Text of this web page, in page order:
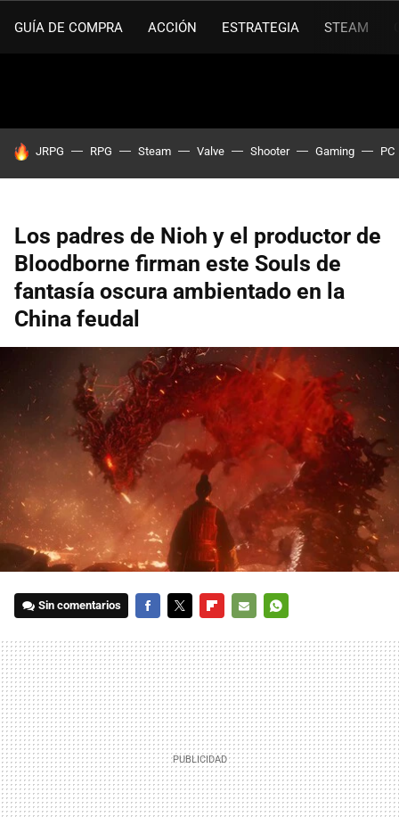
GUÍA DE COMPRA ACCIÓN ESTRATEGIA STEAM
HOY SE HABLA DE
JRPG RPG Steam Valve Shooter Gaming PC
Los padres de Nioh y el productor de
Bloodborne firman este Souls de
fantasía oscura ambientado en la
China feudal
Sin comentarios
MAIL